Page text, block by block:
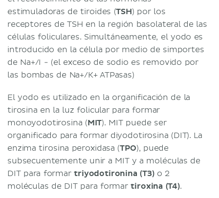
estimuladoras de tiroides (TSH) por los
receptores de TSH en la región basolateral de las
células foliculares. Simultáneamente, el yodo es
introducido en la célula por medio de simportes
de Na+/I - (el exceso de sodio es removido por
las bombas de Na+/K+ ATPasas)
El yodo es utilizado en la organificación de la
tirosina en la luz folicular para formar
monoyodotirosina (MIT). MIT puede ser
organificado para formar diyodotirosina (DIT). La
enzima tirosina peroxidasa (TPO), puede
subsecuentemente unir a MIT y a moléculas de
DIT para formartriyodotironina (T3)o 2
moléculas de DIT para formartiroxina (T4).